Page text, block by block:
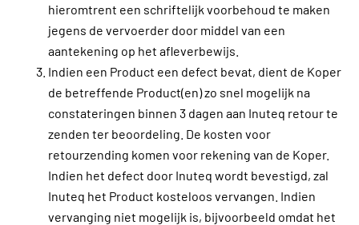
hieromtrent een schriftelijk voorbehoud te maken
jegens de vervoerder door middel van een
aantekening op het afleverbewijs.
Indien een Product een defect bevat, dient de Koper
de betreffende Product(en) zo snel mogelijk na
constateringen binnen 3 dagen aan Inuteq retour te
zenden ter beoordeling. De kosten voor
retourzending komen voor rekening van de Koper.
Indien het defect door Inuteq wordt bevestigd, zal
Inuteq het Product kosteloos vervangen. Indien
vervanging niet mogelijk is, bijvoorbeeld omdat het